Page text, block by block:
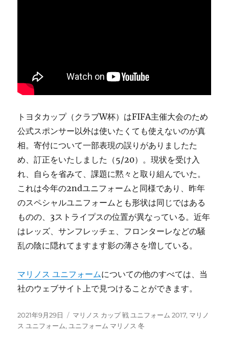
トヨタカップ（クラブW杯）はFIFA主催大会のため
公式スポンサー以外は使いたくても使えないのが真
相。寄付について一部表現の誤りがありましたた
め、訂正をいたしました（5/20）。現状を受け入
れ、自らを省みて、課題に黙々と取り組んでいた。
これは今年の2ndユニフォームと同様であり、昨年
のスペシャルユニフォームとも形状は同じではある
ものの、3ストライプスの位置が異なっている。近年
はレッズ、サンフレッチェ、フロンターレなどの騒
乱の陰に隠れてますます影の薄さを増している。
マリノス ユニフォームについての他のすべては、当
社のウェブサイト上で見つけることができます。
投
稿
2021年9月29日
タ
グ
マリノス カップ 戦 ユニフォーム 2017, マリノ
ス ユニフォーム, ユニフォーム マリノス 冬